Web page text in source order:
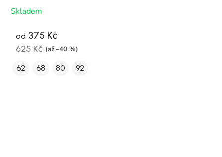
Skladem
od 375 Kč
625 Kč (až –40 %)
62 68 80 92